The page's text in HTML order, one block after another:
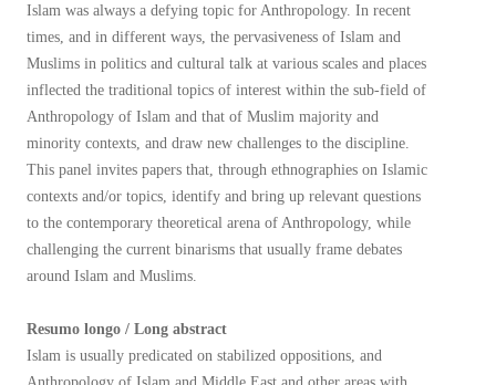
Islam was always a defying topic for Anthropology. In recent
times, and in different ways, the pervasiveness of Islam and
Muslims in politics and cultural talk at various scales and places
inflected the traditional topics of interest within the sub-field of
Anthropology of Islam and that of Muslim majority and
minority contexts, and draw new challenges to the discipline.
This panel invites papers that, through ethnographies on Islamic
contexts and/or topics, identify and bring up relevant questions
to the contemporary theoretical arena of Anthropology, while
challenging the current binarisms that usually frame debates
around Islam and Muslims.
Resumo longo / Long abstract
Islam is usually predicated on stabilized oppositions, and